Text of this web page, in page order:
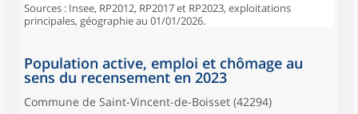
Sources : Insee, RP2012, RP2017 et RP2023, exploitations
principales, géographie au 01/01/2026.
Population active, emploi et chômage au
sens du recensement en 2023
Commune de Saint-Vincent-de-Boisset (42294)